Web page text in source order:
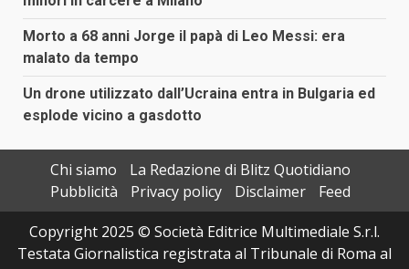
Morto a 68 anni Jorge il papà di Leo Messi: era
malato da tempo
Un drone utilizzato dall’Ucraina entra in Bulgaria ed
esplode vicino a gasdotto
Chi siamo
La Redazione di Blitz Quotidiano
Pubblicità
Privacy policy Disclaimer
Feed
Copyright 2025 © Società Editrice Multimediale S.r.l.
Testata Giornalistica registrata al Tribunale di Roma al